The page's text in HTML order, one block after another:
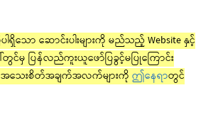
ါရှိသော ဆောင်းပါးများကို မည်သည့် Website နှင့်
ေါ်တွင်မှ ပြန်လည်ကူးယူဖော်ပြခွင့်မပြုကြောင်း
သေးစိတ်အချက်အလက်များကို ဤနေရာတွင်